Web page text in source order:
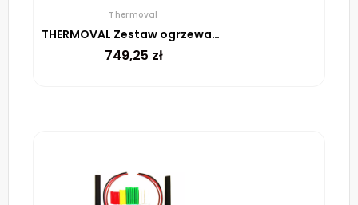
Thermoval
THERMOVAL Zestaw ogrzewania podłogowego – mata TV TO 4m² 170W/m² regulator TT 16 biały
749,25 zł